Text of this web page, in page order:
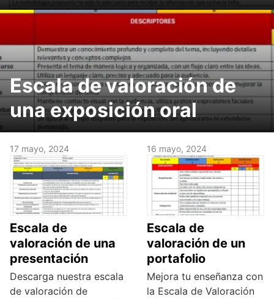
Escala de valoración de
una exposición oral
17 mayo, 2024
Escala de
valoración de una
presentación
Descarga nuestra escala
de valoración de
16 mayo, 2024
Escala de
valoración de un
portafolio
Mejora tu enseñanza con
la Escala de Valoración